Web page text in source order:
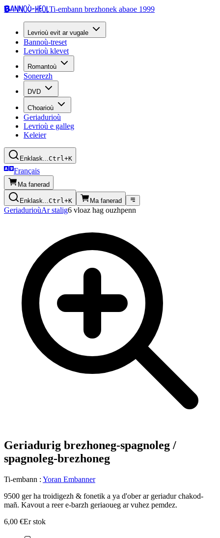
Bannoù-heolTi-embann brezhonek abaoe 1999
Levrioù evit ar vugale
Bannoù-treset
Levrioù klevet
Romantoù
Sonerezh
DVD
C'hoarioù
Geriadurioù
Levrioù e galleg
Keleier
Enklask...Ctrl+K
Français
Ma fanerad
Enklask...Ctrl+K Ma fanerad
GeriadurioùAr stalig6 vloaz hag ouzhpenn
Geriadurig brezhoneg-spagnoleg /
spagnoleg-brezhoneg
Ti-embann : Yoran Embanner
9500 ger ha troidigezh & fonetik a ya d'ober ar geriadur chakod-
mañ. Kavout a reer e-barzh geriaoueg ar vuhez pemdez.
6,00 €Er stok